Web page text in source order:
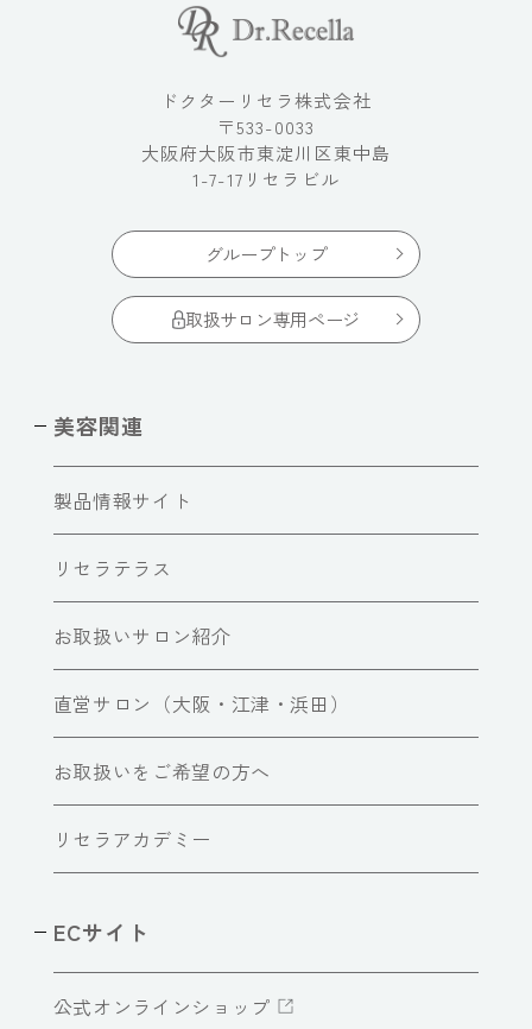
ドクターリセラ株式会社
〒533-0033
大阪府大阪市東淀川区東中島
1-7-17リセラビル
グループトップ
取扱サロン専用ページ
美容関連
製品情報サイト
リセラテラス
お取扱いサロン紹介
直営サロン（大阪・江津・浜田）
お取扱いをご希望の方へ
リセラアカデミー
ECサイト
公式オンラインショップ